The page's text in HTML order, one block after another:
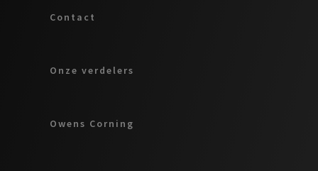
Contact
Onze verdelers
Owens Corning